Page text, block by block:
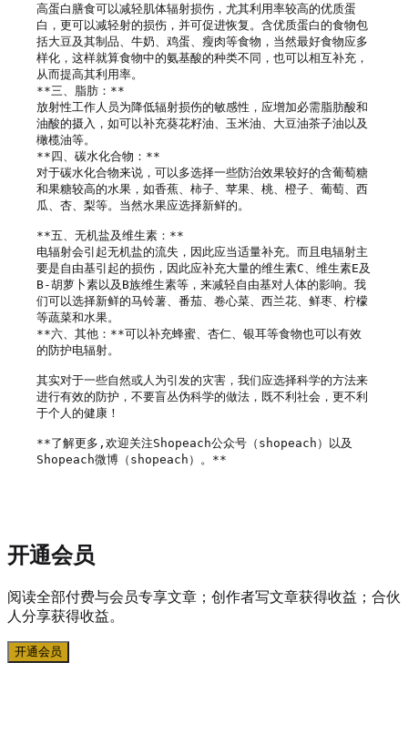
高蛋白膳食可以减轻肌体辐射损伤，尤其利用率较高的优质蛋
白，更可以减轻射的损伤，并可促进恢复。含优质蛋白的食物包
括大豆及其制品、牛奶、鸡蛋、瘦肉等食物，当然最好食物应多
样化，这样就算食物中的氨基酸的种类不同，也可以相互补充，
从而提高其利用率。
**三、脂肪：**
放射性工作人员为降低辐射损伤的敏感性，应增加必需脂肪酸和
油酸的摄入，如可以补充葵花籽油、玉米油、大豆油茶子油以及
橄榄油等。
**四、碳水化合物：**
对于碳水化合物来说，可以多选择一些防治效果较好的含葡萄糖
和果糖较高的水果，如香蕉、柿子、苹果、桃、橙子、葡萄、西
瓜、杏、梨等。当然水果应选择新鲜的。
**五、无机盐及维生素：**
电辐射会引起无机盐的流失，因此应当适量补充。而且电辐射主
要是自由基引起的损伤，因此应补充大量的维生素C、维生素E及
B-胡萝卜素以及B族维生素等，来减轻自由基对人体的影响。我
们可以选择新鲜的马铃薯、番茄、卷心菜、西兰花、鲜枣、柠檬
等蔬菜和水果。
**六、其他：**可以补充蜂蜜、杏仁、银耳等食物也可以有效
的防护电辐射。
其实对于一些自然或人为引发的灾害，我们应选择科学的方法来
进行有效的防护，不要盲丛伪科学的做法，既不利社会，更不利
于个人的健康！
**了解更多,欢迎关注Shopeach公众号（shopeach）以及
Shopeach微博（shopeach）。**
开通会员
阅读全部付费与会员专享文章；创作者写文章获得收益；合伙
人分享获得收益。
开通会员